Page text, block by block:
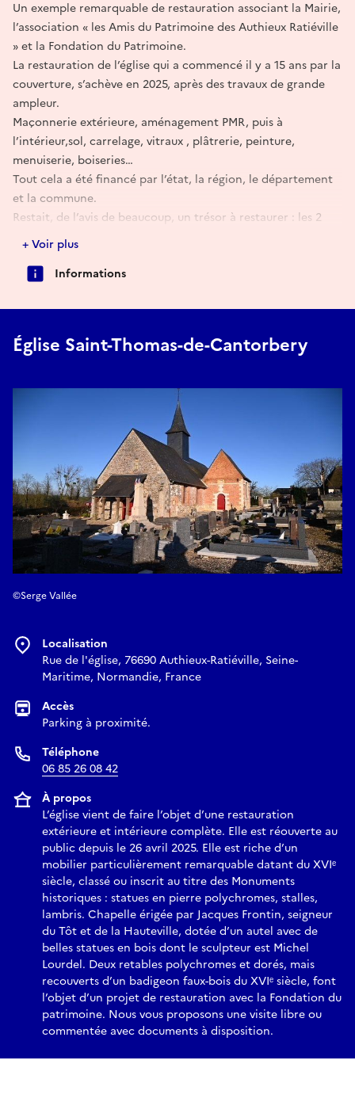
Un exemple remarquable de restauration associant la Mairie,
l’association « les Amis du Patrimoine des Authieux Ratiéville
» et la Fondation du Patrimoine.
La restauration de l’église qui a commencé il y a 15 ans par la
couverture, s’achève en 2025, après des travaux de grande
ampleur.
Maçonnerie extérieure, aménagement PMR, puis à
l’intérieur,sol, carrelage, vitraux , plâtrerie, peinture,
menuiserie, boiseries…
Tout cela a été financé par l’état, la région, le département
et la commune.
Restait, de l’avis de beaucoup, un trésor à restaurer : les 2
retables situés au nord et au sud puisqu’un dégagement
partiel, effectué il y a une quarantaine d’ années, a laissé
entrevoir sous la couche de peinture faux bois un décor
Le financement de ce projet nécessitait un partenariat
adapté pour sa réalisation.
C’est ainsi que nous avons sollicité l’aide et les conseils de la
ce projet.
Projet abouti puisque les retables sont en restauration dans
l’atelier de l’entreprise Giordani pour plusieurs mois.
+ Voir plus
Informations
Église Saint-Thomas-de-Cantorbery
©Serge Vallée
Localisation
Rue de l'église, 76690 Authieux-Ratiéville, Seine-
Maritime, Normandie, France
Accès
Parking à proximité.
Téléphone
06 85 26 08 42
À propos
L’église vient de faire l’objet d’une restauration
extérieure et intérieure complète. Elle est réouverte au
public depuis le 26 avril 2025. Elle est riche d’un
mobilier particulièrement remarquable datant du XVIᵉ
siècle, classé ou inscrit au titre des Monuments
historiques : statues en pierre polychromes, stalles,
lambris. Chapelle érigée par Jacques Frontin, seigneur
du Tôt et de la Hauteville, dotée d’un autel avec de
belles statues en bois dont le sculpteur est Michel
Lourdel. Deux retables polychromes et dorés, mais
recouverts d’un badigeon faux-bois du XVIᵉ siècle, font
l’objet d’un projet de restauration avec la Fondation du
patrimoine. Nous vous proposons une visite libre ou
commentée avec documents à disposition.